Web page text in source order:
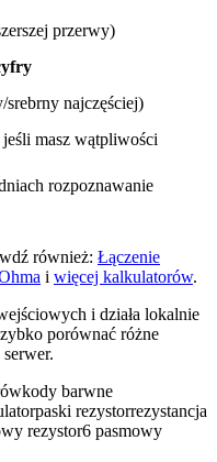
przerwy)
srebrny najczęściej)
jeśli masz wątpliwości
rozpoznawanie
również: Łączenie
i więcej kalkulatorów.
i działa lokalnie
porównać różne
kody barwne
paski rezystorrezystancja
rezystor6 pasmowy